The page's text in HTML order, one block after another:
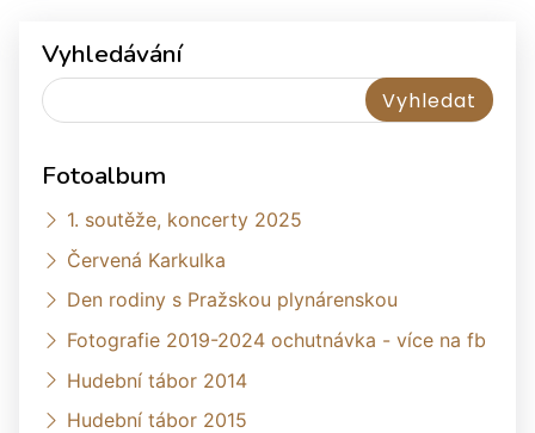
Vyhledávání
Fotoalbum
1. soutěže, koncerty 2025
Červená Karkulka
Den rodiny s Pražskou plynárenskou
Fotografie 2019-2024 ochutnávka - více na fb
Hudební tábor 2014
Hudební tábor 2015